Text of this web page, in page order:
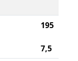
195
7,5